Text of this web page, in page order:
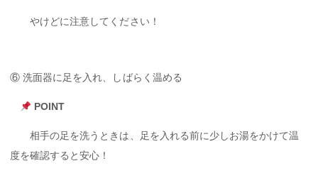
やけどに注意してください！
⑥ 洗面器に足を入れ、しばらく温める
POINT
相手の足を洗うときは、足を入れる前に少しお湯をかけて温
度を確認すると安心！